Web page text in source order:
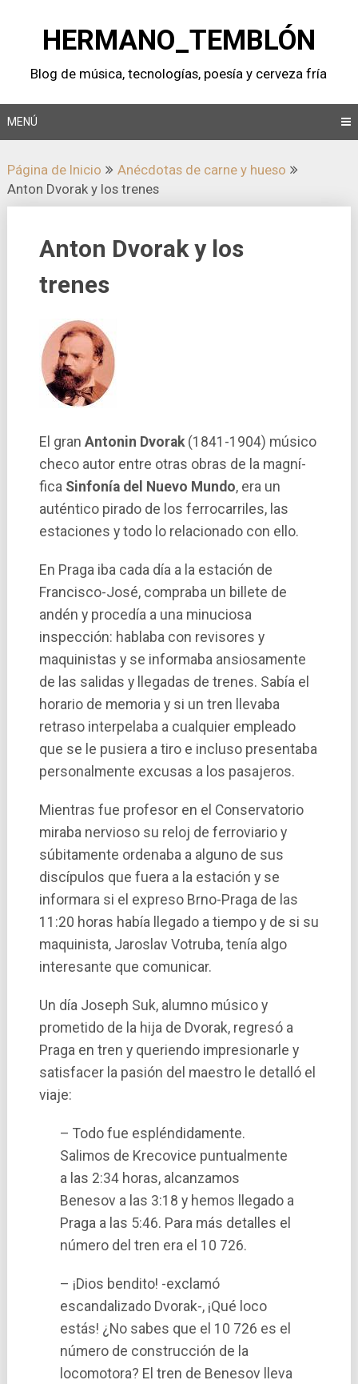
contenidoHERMANO_TEMBLÓN
Blog de música, tecnologí­as, poesí­a y cerveza frí­a
MENÚ
Página de Inicio
Anécdotas de carne y hueso
Anton Dvorak y los trenes
Anton Dvorak y los
trenes
El gran Antonin Dvorak(1841-1904) músico
checo autor entre otras obras de la magní­
fica Sinfoní­a del Nuevo Mundo, era un
auténtico pirado de los ferrocarriles, las
estaciones y todo lo relacionado con ello.
En Praga iba cada dí­a a la estación de
Francisco-José, compraba un billete de
andén y procedí­a a una minuciosa
inspección: hablaba con revisores y
maquinistas y se informaba ansiosamente
de las salidas y llegadas de trenes. Sabí­a el
horario de memoria y si un tren llevaba
retraso interpelaba a cualquier empleado
que se le pusiera a tiro e incluso presentaba
personalmente excusas a los pasajeros.
Mientras fue profesor en el Conservatorio
miraba nervioso su reloj de ferroviario y
súbitamente ordenaba a alguno de sus
discí­pulos que fuera a la estación y se
informara si el expreso Brno-Praga de las
11:20 horas habí­a llegado a tiempo y de si su
maquinista, Jaroslav Votruba, tení­a algo
interesante que comunicar.
Un dí­a Joseph Suk, alumno músico y
prometido de la hija de Dvorak, regresó a
Praga en tren y queriendo impresionarle y
satisfacer la pasión del maestro le detalló el
viaje:
– Todo fue espléndidamente.
Salimos de Krecovice puntualmente
a las 2:34 horas, alcanzamos
Benesov a las 3:18 y hemos llegado a
Praga a las 5:46. Para más detalles el
número del tren era el 10 726.
– ¡Dios bendito! -exclamó
escandalizado Dvorak-, ¡Qué loco
estás! ¿No sabes que el 10 726 es el
número de construcción de la
locomotora? El tren de Benesov lleva